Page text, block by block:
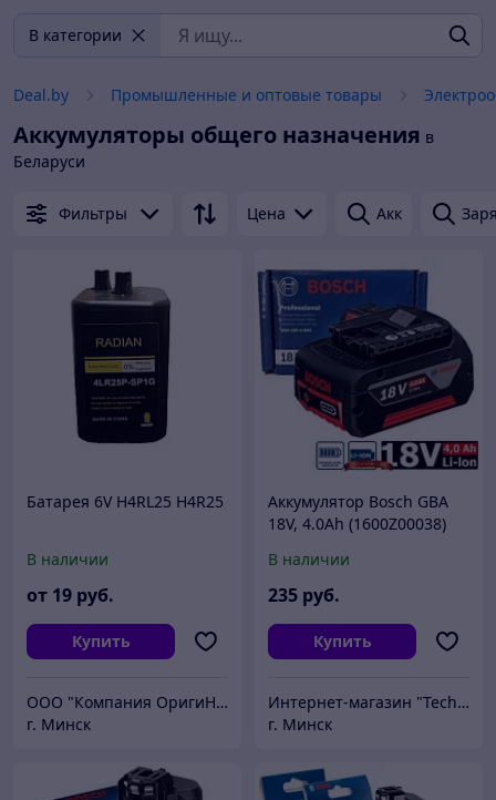
В категории
Deal.by Промышленные и оптовые товары
Аккумуляторы общего назначения в
Беларуси
Фильтры Цена Акк
Батарея 6V H4RL25 H4R25
В наличии
от 19 руб.
Купить
ООО "Компания ОригиНал"
г. Минск
Аккумулятор Bosch GBA
18V, 4.0Ah (1600Z00038)
В наличии
235 руб.
Купить
Интернет-магазин "Technobit"
г. Минск